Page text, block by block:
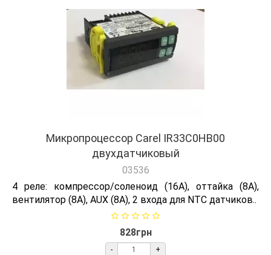
Микропроцессор Carel IR33C0HB00
двухдатчиковый
03536
4 реле: компрессор/соленоид (16А), оттайка (8А),
вентилятор (8А), AUX (8А), 2 входа для NTC датчиков..
828грн
- +